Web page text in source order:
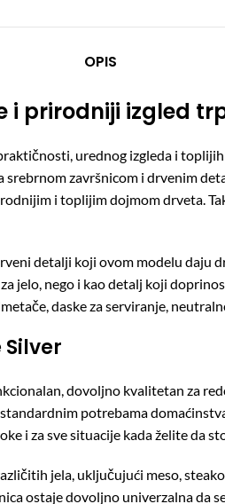
OPIS
i prirodniji izgled
urednog izgleda i
završnicom i drvenim
i toplijim dojmom drveta.
detalji koji ovom modelu daju
jelo, nego i kao detalj koji
daske za serviranje,
dovoljno kvalitetan za
potrebama
i za sve situacije kada želite da
jela, uključujući meso,
ostaje dovoljno univerzalna da